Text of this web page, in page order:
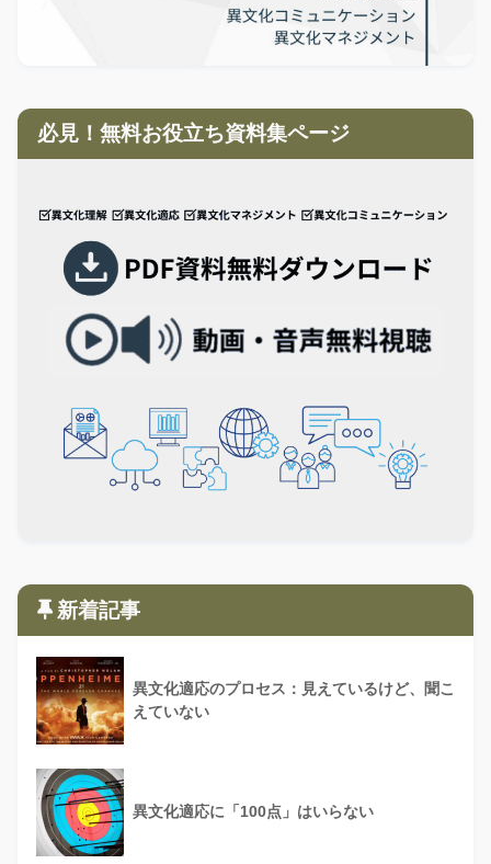
必見！無料お役立ち資料集ページ
新着記事
異文化適応のプロセス：見えているけど、聞こ
えていない
異文化適応に「100点」はいらない